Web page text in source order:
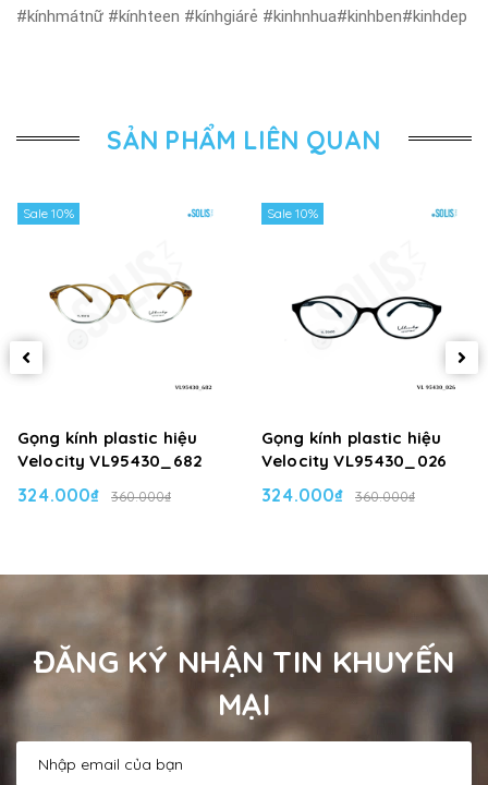
#kínhmátnữ #kínhteen #kínhgiárẻ #kinhnhua#kinhben#kinhdep
SẢN PHẨM LIÊN QUAN
Sale 10%
Gọng kính plastic hiệu
Velocity VL95430_682
324.000₫ 360.000₫
Sale 10%
Gọng kính plastic hiệu
Velocity VL95430_026
324.000₫ 360.000₫
ĐĂNG KÝ NHẬN TIN KHUYẾN
MẠI